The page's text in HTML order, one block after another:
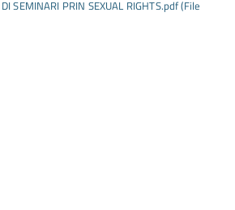
DI SEMINARI PRIN SEXUAL RIGHTS.pdf (File